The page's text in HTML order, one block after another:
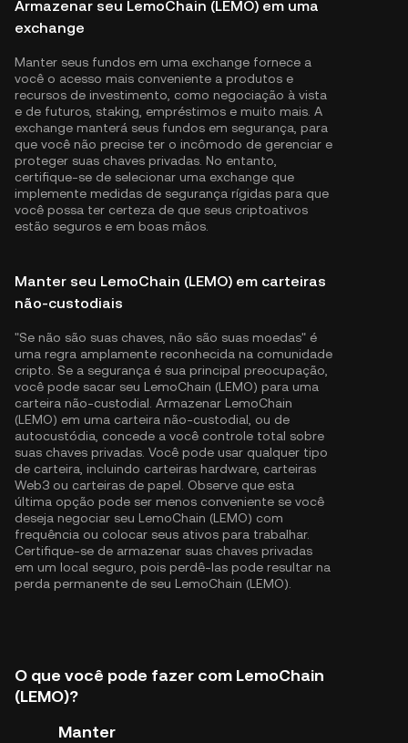
Armazenar seu LemoChain (LEMO) em uma
exchange
Manter seus fundos em uma exchange fornece a
você o acesso mais conveniente a produtos e
recursos de investimento, como negociação à vista
e de futuros, staking, empréstimos e muito mais. A
exchange manterá seus fundos em segurança, para
que você não precise ter o incômodo de gerenciar e
proteger suas chaves privadas. No entanto,
certifique-se de selecionar uma exchange que
implemente medidas de segurança rígidas para que
você possa ter certeza de que seus criptoativos
estão seguros e em boas mãos.
Manter seu LemoChain (LEMO) em carteiras
não-custodiais
"Se não são suas chaves, não são suas moedas" é
uma regra amplamente reconhecida na comunidade
cripto. Se a segurança é sua principal preocupação,
você pode sacar seu LemoChain (LEMO) para uma
carteira não-custodial. Armazenar LemoChain
(LEMO) em uma carteira não-custodial, ou de
autocustódia, concede a você controle total sobre
suas chaves privadas. Você pode usar qualquer tipo
de carteira, incluindo carteiras hardware, carteiras
Web3 ou carteiras de papel. Observe que esta
última opção pode ser menos conveniente se você
deseja negociar seu LemoChain (LEMO) com
frequência ou colocar seus ativos para trabalhar.
Certifique-se de armazenar suas chaves privadas
em um local seguro, pois perdê-las pode resultar na
perda permanente de seu LemoChain (LEMO).
O que você pode fazer com LemoChain
(LEMO)?
Manter